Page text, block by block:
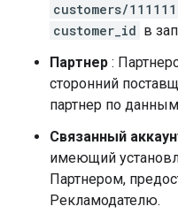
customers/
customer_id в
Партнер :
сторонний
партнер по
Связанный
имеющий
Партнером,
Рекламодателю.